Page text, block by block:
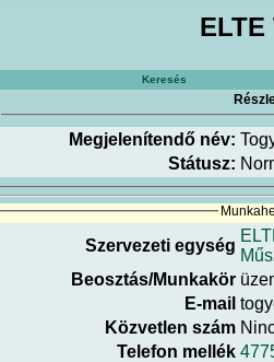
Keresés
Megjelenítendő név:
Státusz:
Szervezeti egység
Beosztás/Munkakör
E-mail
Közvetlen szám
Telefon mellék